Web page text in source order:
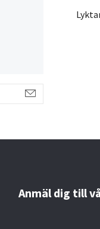
Anmäl dig till